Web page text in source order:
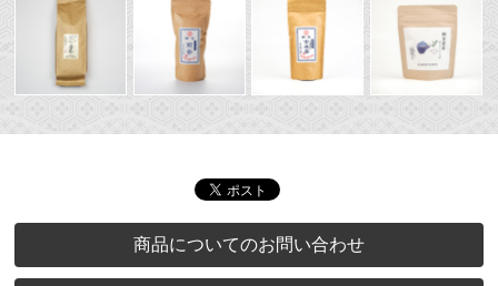
商品についてのお問い合わせ